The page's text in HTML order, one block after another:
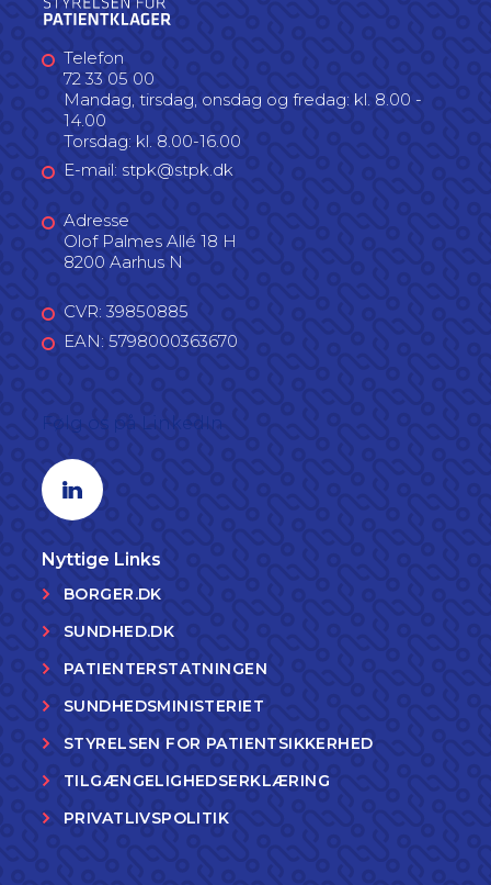
Telefon
72 33 05 00
Mandag, tirsdag, onsdag og fredag: kl. 8.00 -
14.00
Torsdag: kl. 8.00-16.00
E-mail: stpk@stpk.dk
Adresse
Olof Palmes Allé 18 H
8200 Aarhus N
CVR: 39850885
EAN: 5798000363670
Linkedin profil
Nyttige Links
BORGER.DK
SUNDHED.DK
PATIENTERSTATNINGEN
SUNDHEDSMINISTERIET
STYRELSEN FOR PATIENTSIKKERHED
TILGÆNGELIGHEDSERKLÆRING
PRIVATLIVSPOLITIK